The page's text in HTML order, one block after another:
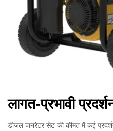
लागत-प्रभावी
डीजल जनरेटर सेट की कीमत में कई